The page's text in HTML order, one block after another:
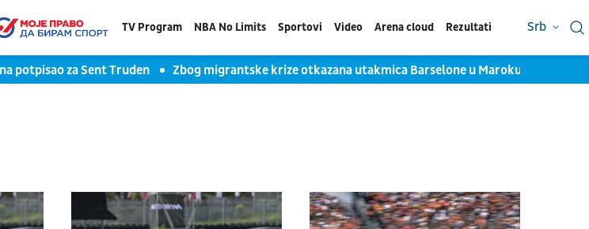
TV Program NBA No Limits Sportovi Video Arena cloud Rezultati Srb
potpisao za Sent Truden Zbog migrantske krize otkazana utakmica Barselone u Maroku